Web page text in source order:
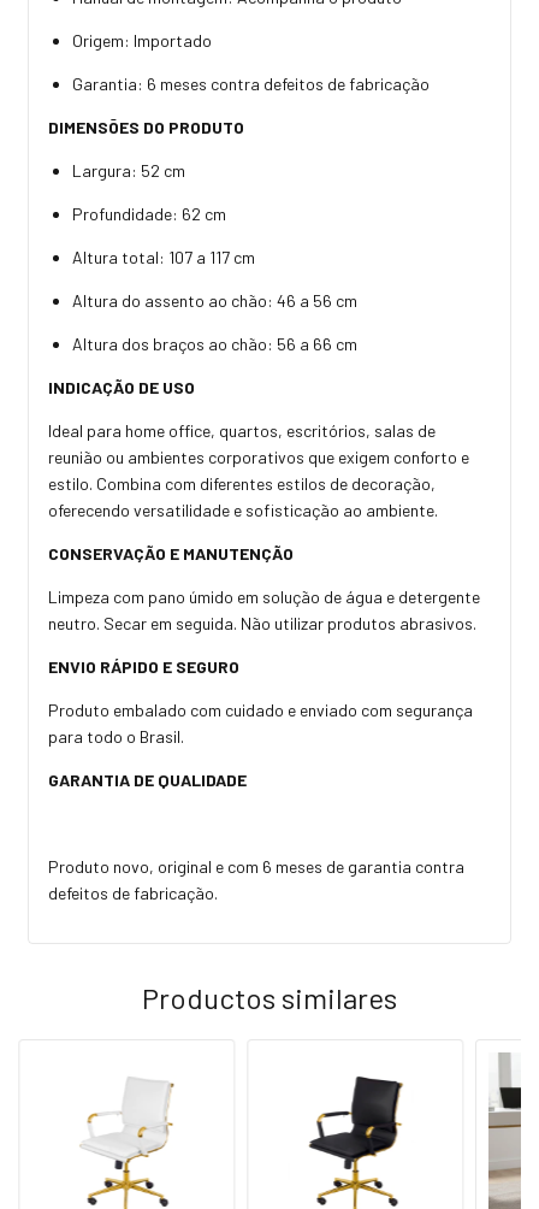
Origem: Importado
Garantia: 6 meses contra defeitos de fabricação
DIMENSÕES DO PRODUTO
Largura: 52 cm
Profundidade: 62 cm
Altura total: 107 a 117 cm
Altura do assento ao chão: 46 a 56 cm
Altura dos braços ao chão: 56 a 66 cm
INDICAÇÃO DE USO
Ideal para home office, quartos, escritórios, salas de
reunião ou ambientes corporativos que exigem conforto e
estilo. Combina com diferentes estilos de decoração,
oferecendo versatilidade e sofisticação ao ambiente.
CONSERVAÇÃO E MANUTENÇÃO
Limpeza com pano úmido em solução de água e detergente
neutro. Secar em seguida. Não utilizar produtos abrasivos.
ENVIO RÁPIDO E SEGURO
Produto embalado com cuidado e enviado com segurança
para todo o Brasil.
GARANTIA DE QUALIDADE
Produto novo, original e com 6 meses de garantia contra
defeitos de fabricação.
Productos similares